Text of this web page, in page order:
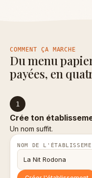
COMMENT ÇA MARCHE
Du menu
payées, en
1
Crée ton
Un nom suffit.
NOM DE
La Nit Rodona